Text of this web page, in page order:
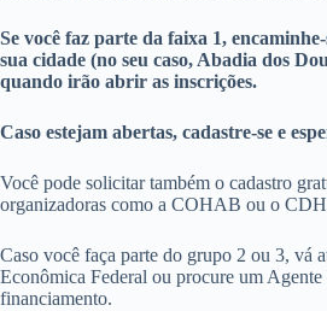
Se você faz parte da faixa 1,
sua cidade (no seu caso, Abadia dos
quando irão abrir as inscrições.
Caso estejam abertas, cadastre-se e
Você pode solicitar também o cadastro
organizadoras como a COHAB ou o
Caso você faça parte do grupo 2 ou 3, vá
Econômica Federal ou procure um
financiamento.